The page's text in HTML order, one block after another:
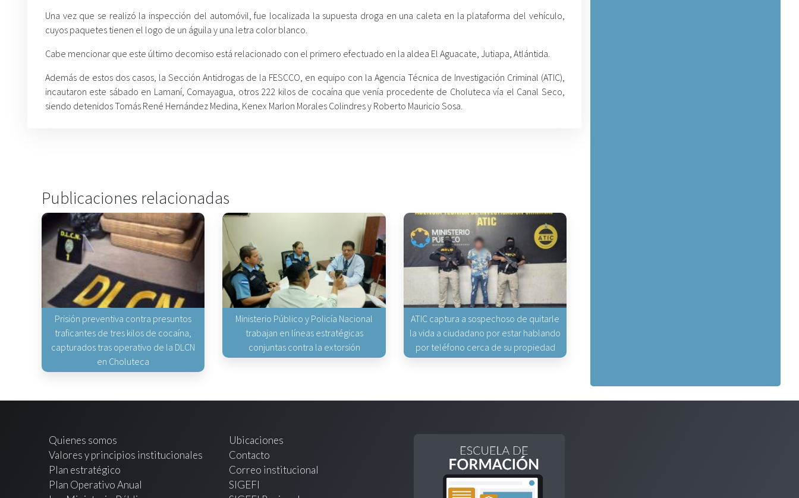
Una vez que se realizó la inspección del automóvil, fue localizada la supuesta droga en una caleta en la plataforma del vehículo,
cuyos paquetes tienen el logo de un águila y una letra color blanco.
Cabe mencionar que este último decomiso está relacionado con el primero efectuado en la aldea El Aguacate, Jutiapa, Atlántida.
Además de estos dos casos, la Sección Antidrogas de la FESCCO, en equipo con la Agencia Técnica de Investigación Criminal (ATIC),
incautaron este sábado en Lamaní, Comayagua, otros 222 kilos de cocaína que venía procedente de Choluteca vía el Canal Seco,
siendo detenidos Tomás René Hernández Medina, Kenex Marlon Morales Colindres y Roberto Mauricio Sosa.
Publicaciones relacionadas
Prisión preventiva contra presuntos
traficantes de tres kilos de cocaína,
capturados tras operativo de la DLCN
en Choluteca
Ministerio Público y Policía Nacional
trabajan en líneas estratégicas
conjuntas contra la extorsión
ATIC captura a sospechoso de quitarle
la vida a ciudadano por estar hablando
por teléfono cerca de su propiedad
Quienes somos
Valores y principios institucionales
Plan estratégico
Plan Operativo Anual
Ubicaciones
Contacto
Correo institucional
SIGEFI